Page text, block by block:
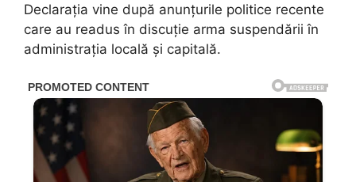
Declarația vine după anunțurile politice recente
care au readus în discuție arma suspendării în
administrația locală și capitală.